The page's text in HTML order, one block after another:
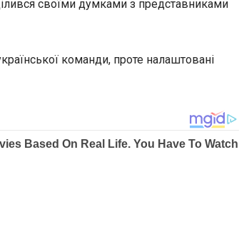
своїми думками з представниками
команди, проте налаштовані